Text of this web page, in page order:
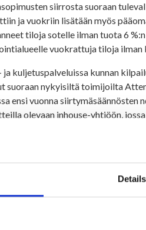
Details
siirrosta suoraan
ja vuokriin lisätään myös
tiloja sotelle ilman tuota 6
vuokrattuja tiloja ilman
kuljetuspalveluissa kunnan
suoraan nykyisiltä toimijoilta
ensi vuonna
olevaan inhouse-yhtiöön,
ottaa
järjestelyissä
tarjoaja Mehiläinen Oy jatkaa
myynti toi sievoisen siivun euroja
Kainuun soten vuoden
tulevien vuosien talouden